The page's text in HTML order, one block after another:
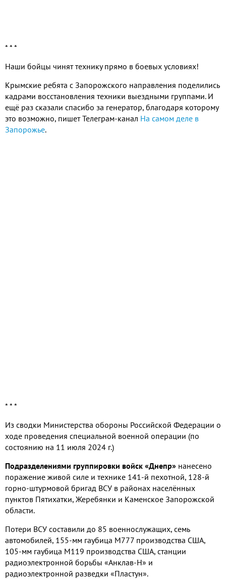
* * *
Наши бойцы чинят технику прямо в боевых условиях!
Крымские ребята с Запорожского направления поделились
кадрами восстановления техники выездными группами. И
ещё раз сказали спасибо за генератор, благодаря которому
это возможно, пишет Телеграм-канал На самом деле в
Запорожье.
* * *
Из сводки Министерства обороны Российской Федерации о
ходе проведения специальной военной операции (по
состоянию на 11 июля 2024 г.)
Подразделениями группировки войск «Днепр» нанесено
поражение живой силе и технике 141-й пехотной, 128-й
горно-штурмовой бригад ВСУ в районах населённых
пунктов Пятихатки, Жеребянки и Каменское Запорожской
области.
Потери ВСУ составили до 85 военнослужащих, семь
автомобилей, 155-мм гаубица М777 производства США,
105-мм гаубица М119 производства США, станции
радиоэлектронной борьбы «Анклав-Н» и
радиоэлектронной разведки «Пластун».